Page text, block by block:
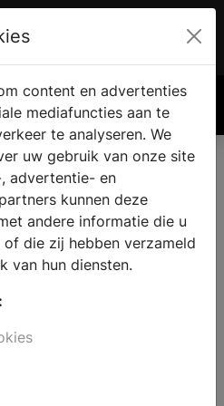
€ 0.00
content en advertenties
mediafuncties aan te
te analyseren. We
uw gebruik van onze site
advertentie- en
kunnen deze
andere informatie die u
die zij hebben verzameld
van hun diensten.